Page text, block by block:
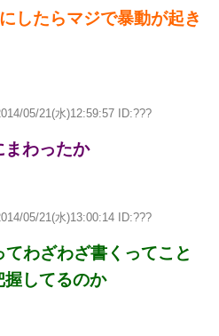
したらマジで暴動が起き
05/21(水)12:59:57 ID:???
まわったか
05/21(水)13:00:14 ID:???
わざわざ書くってこと
握してるのか